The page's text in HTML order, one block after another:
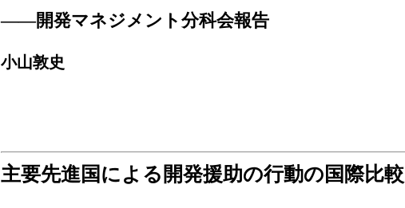
――開発マネジメント分科会報告
小山敦史
主要先進国による開発援助の行動の国際比較